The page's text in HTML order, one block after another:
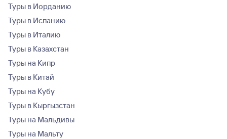
Туры в Иорданию
Туры в Испанию
Туры в Италию
Туры в Казахстан
Туры на Кипр
Туры в Китай
Туры на Кубу
Туры в Кыргызстан
Туры на Мальдивы
Туры на Мальту